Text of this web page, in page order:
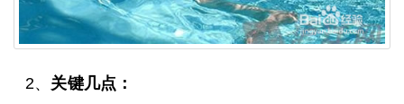
2、 关键几点：